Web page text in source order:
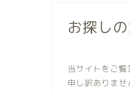
お探し
当サイトをご覧
申し訳ありま